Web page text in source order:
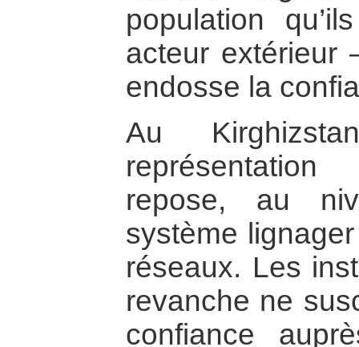
population
acteur extérieur
endosse la
Au
repose, au
système
réseaux. Les
revanche ne
confiance